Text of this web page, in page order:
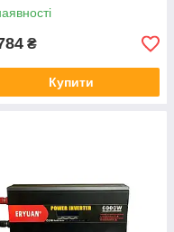
₴
Купити